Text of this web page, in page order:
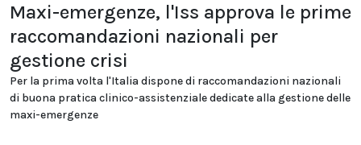
Maxi-emergenze, l'Iss approva le prime
raccomandazioni nazionali per
gestione crisi
Per la prima volta l'Italia dispone di raccomandazioni nazionali
di buona pratica clinico-assistenziale dedicate alla gestione delle
maxi-emergenze